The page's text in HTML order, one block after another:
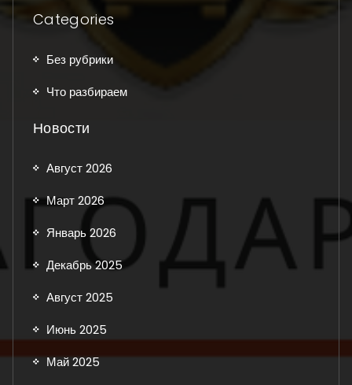
Categories
Без рубрики
Что разбираем
Новости
Август 2026
Март 2026
Январь 2026
Декабрь 2025
Август 2025
Июнь 2025
Май 2025